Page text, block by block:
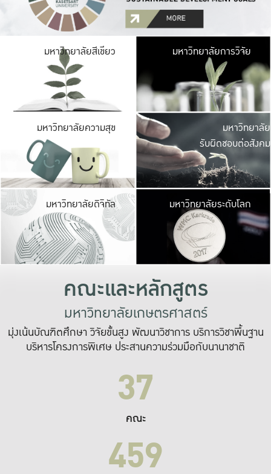
มหาวิทยาลัยสีเขียว มหาวิ
มีพื้นที่เขียวสดใส
เป็นป่าในเมือง เกษต
มหาวิทยาลัยการวิจัย
มหาวิทยาลัยความสุข มหาวิ
ค
เปิดประ
และพบเรื่องราวใ
มหาวิทยาลัย
รับผิดชอบต่อสังคม
มหาวิทยาลัยดิจิทัล มหาวิ
เปลี่ยนแปลง แล
เพื่อทำง
ระบบสารสนเทศ
มหาวิทยาลัยระดับโลก
คณะและหลักสูตร
มหาวิทยาลัยเกษตรศาสตร์
มุ่งเน้นบัณฑิตศึกษา วิจัยขั้นสูง พัฒนาวิชาการ บริการวิชาพื้นฐาน
บริหารโครงการพิเศษ ประสานความร่วมมือกับนานาชาติ
37
คณะ
459